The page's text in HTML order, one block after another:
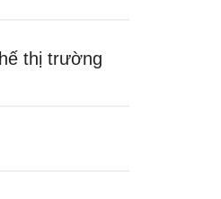
thị trường